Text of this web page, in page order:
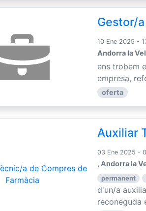
Gestor/
10 Ene 2025 -
Andorra la
ens trobem
empresa,
oferta
Auxiliar
03 Ene 2025 -
, Andorra la
permanent
d'un/a
reconeguda